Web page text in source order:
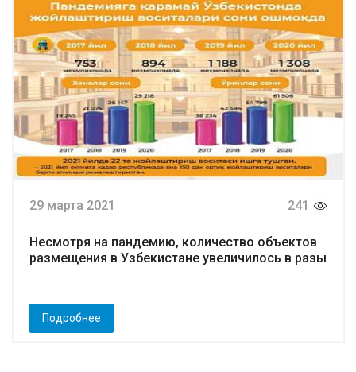
29 марта 2021 241
Несмотря на пандемию, количество объектов
размещения в Узбекистане увеличилось в разы
Подробнее